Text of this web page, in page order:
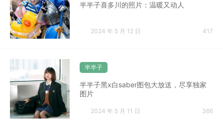
半半子喜多川的照片：温暖又动人
2024 年 5 月 12 日 417
半半子
半半子黑x白saber图包大放送，尽享独家
图片
2024 年 5 月 11 日 366